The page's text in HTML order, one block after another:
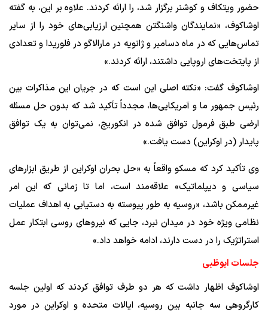
حضور ویتکاف و کوشنر برگزار شد، را ارائه کردند. علاوه بر این، به گفته
اوشاکوف، «نمایندگان واشنگتن همچنین ارزیابی‌های خود را از سایر
تماس‌هایی که در ماه دسامبر و ژانویه در مارالاگو در فلوریدا و تعدادی
از پایتخت‌های اروپایی داشتند، ارائه کردند.»
اوشاکوف گفت: «نکته اصلی این است که در جریان این مذاکرات بین
رئیس جمهور ما و آمریکایی‌ها، مجدداً تأکید شد که بدون حل مسئله
ارضی طبق فرمول توافق شده در انکوریج، نمی‌توان به یک توافق
پایدار (در اوکراین) دست یافت.»
وی تأکید کرد که مسکو واقعاً به «حل بحران اوکراین از طریق ابزارهای
سیاسی و دیپلماتیک» علاقه‌مند است، اما تا زمانی که این امر
غیرممکن باشد، «روسیه به طور پیوسته به دستیابی به اهداف عملیات
نظامی ویژه خود در میدان نبرد، جایی که نیروهای روسی ابتکار عمل
استراتژیک را در دست دارند، ادامه خواهد داد.»
جلسات ابوظبی
اوشاکوف اظهار داشت که هر دو طرف توافق کردند که اولین جلسه
کارگروهی سه جانبه بین روسیه، ایالات متحده و اوکراین در مورد